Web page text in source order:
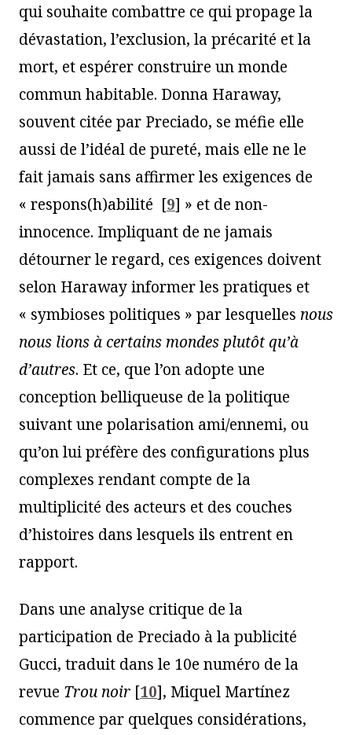
qui souhaite combattre ce qui propage la
dévastation, l’exclusion, la précarité et la
mort, et espérer construire un monde
commun habitable. Donna Haraway,
souvent citée par Preciado, se méfie elle
aussi de l’idéal de pureté, mais elle ne le
fait jamais sans affirmer les exigences de
« respons(h)abilité [9] » et de non-
innocence. Impliquant de ne jamais
détourner le regard, ces exigences doivent
selon Haraway informer les pratiques et
« symbioses politiques » par lesquelles nous
nous lions à certains mondes plutôt qu’à
d’autres. Et ce, que l’on adopte une
conception belliqueuse de la politique
suivant une polarisation ami/ennemi, ou
qu’on lui préfère des configurations plus
complexes rendant compte de la
multiplicité des acteurs et des couches
d’histoires dans lesquels ils entrent en
rapport.
Dans une analyse critique de la
participation de Preciado à la publicité
Gucci, traduit dans le 10e numéro de la
revue Trou noir [10], Miquel Martínez
commence par quelques considérations,